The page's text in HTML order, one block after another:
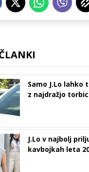
Samo J.Lo lahko
z najdražjo
J.Lo v najbolj
kavbojkah leta